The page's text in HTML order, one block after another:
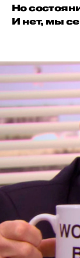
Но
И нет, мы